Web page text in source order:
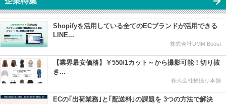
Shopifyを活用している全てのECブランドが活用できる
LINE...
株式会社DMM Boost
【業界最安価格】￥550/1カット～から撮影可能！切り抜
き...
株式会社物撮り本舗
ECの｢出荷業務｣と｢配送料｣の課題を 3つの方法で解決